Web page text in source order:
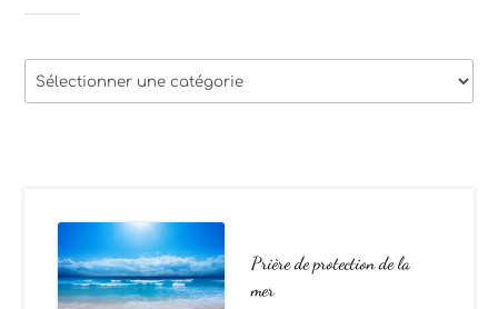
Prière de protection de la
mer
Thèmes
des